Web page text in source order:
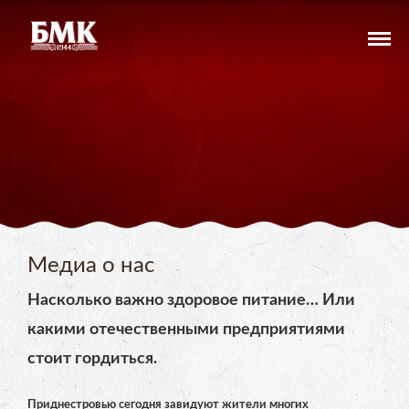
Медиа о нас
Насколько важно здоровое питание… Или
какими отечественными предприятиями
стоит гордиться.
Приднестровью сегодня завидуют жители многих